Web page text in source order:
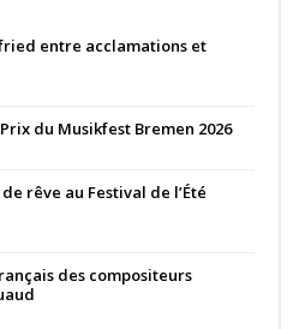
entre acclamations et
du Musikfest Bremen 2026
rêve au Festival de l’Été
des compositeurs